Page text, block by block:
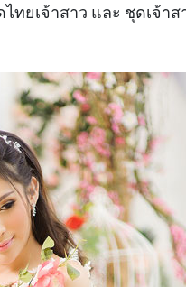
ยเจ้าสาว และ ชุดเจ้าส